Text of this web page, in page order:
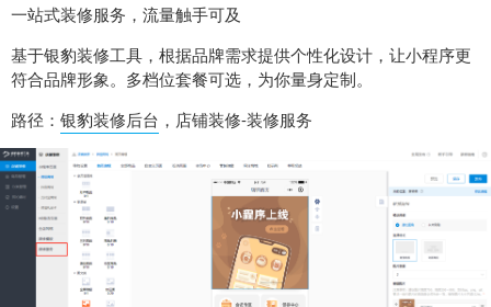
一站式装修服务，流量触手可及
基于银豹装修工具，根据品牌需求提供个性化设计，让小程序更
符合品牌形象。多档位套餐可选，为你量身定制。
路径： 银豹装修后台 ，店铺装修-装修服务